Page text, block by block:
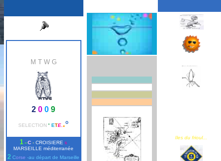
M T W G
2 00 9
SELECTION ' ETE .°
1 --C- CROISIEREs
MARSEILLE méditerranée
2 Corse-au départ de Marseille
Iles du frioul...